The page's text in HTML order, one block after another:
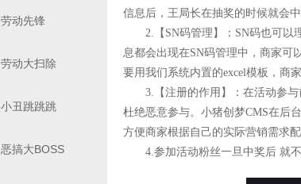
劳动先锋
劳动大扫除
小丑跳跳跳
恶搞大BOSS
信息后，王局长在抽奖的时候就会
2.【SN码管理】：SN码也可以
息都会出现在SN码管理中，商家可
要用我们系统内置的excel模板，商
3.【注册的作用】：在活动参与
杜绝恶意参与。小猪创梦CMS在后
方便商家根据自己的实际营销需求
4.参加活动粉丝一旦中奖后 就不